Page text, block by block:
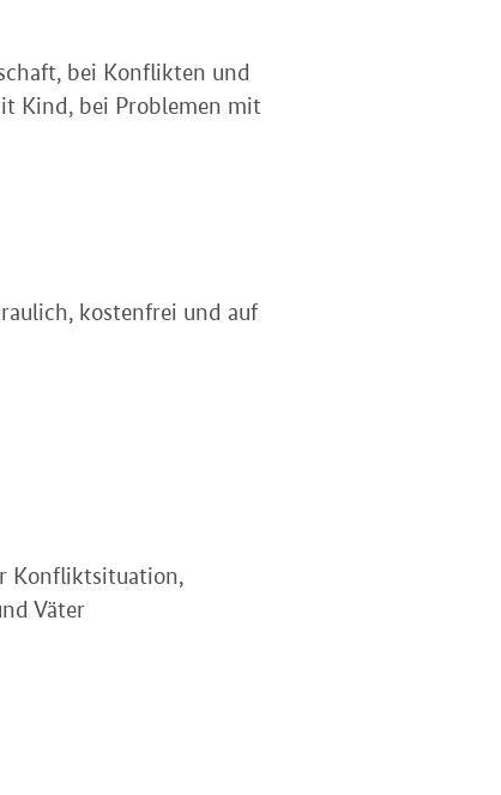
bei Konflikten und
Kind, bei Problemen mit
kostenfrei und auf
Konfliktsituation,
Väter